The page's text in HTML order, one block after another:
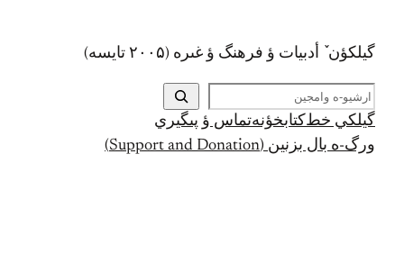
گيلکؤن ٚ أدبیات ؤ فرهنگ ؤ غىره (۲۰۰۵ تايسه)
ج
س
ت
ج
گيلکي خط کتابخؤنهتماس ؤ پىگيري
ورگ-ه بال بزنين (Support and Donation)